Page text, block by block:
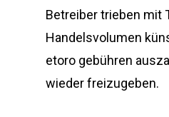
Betreiber trieben mit
Handelsvolumen
etoro gebühren
wieder freizugeben.